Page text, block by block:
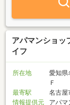
アパマンショ
イフ
所在地
愛知県
Ｆ
最寄駅
名古屋
情報提供元
アパマ